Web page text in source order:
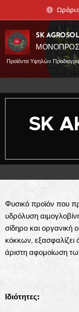
SK
Προϊόντα Υψηλών
SK
Φυσικό προϊόν που
υδρόλυση
σίδηρο και
κόκκων, εξασφαλίζει
άριστη αφομοίωση
Ιδιότητες: